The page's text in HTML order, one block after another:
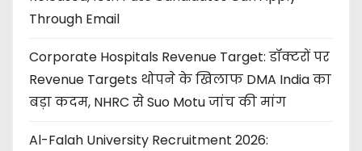
Through Email
Corporate Hospitals Revenue Target: डॉक्टरों पर
Revenue Targets थोपने के खिलाफ DMA India का
बड़ा कदम, NHRC से Suo Motu जांच की मांग
Al-Falah University Recruitment 2026: